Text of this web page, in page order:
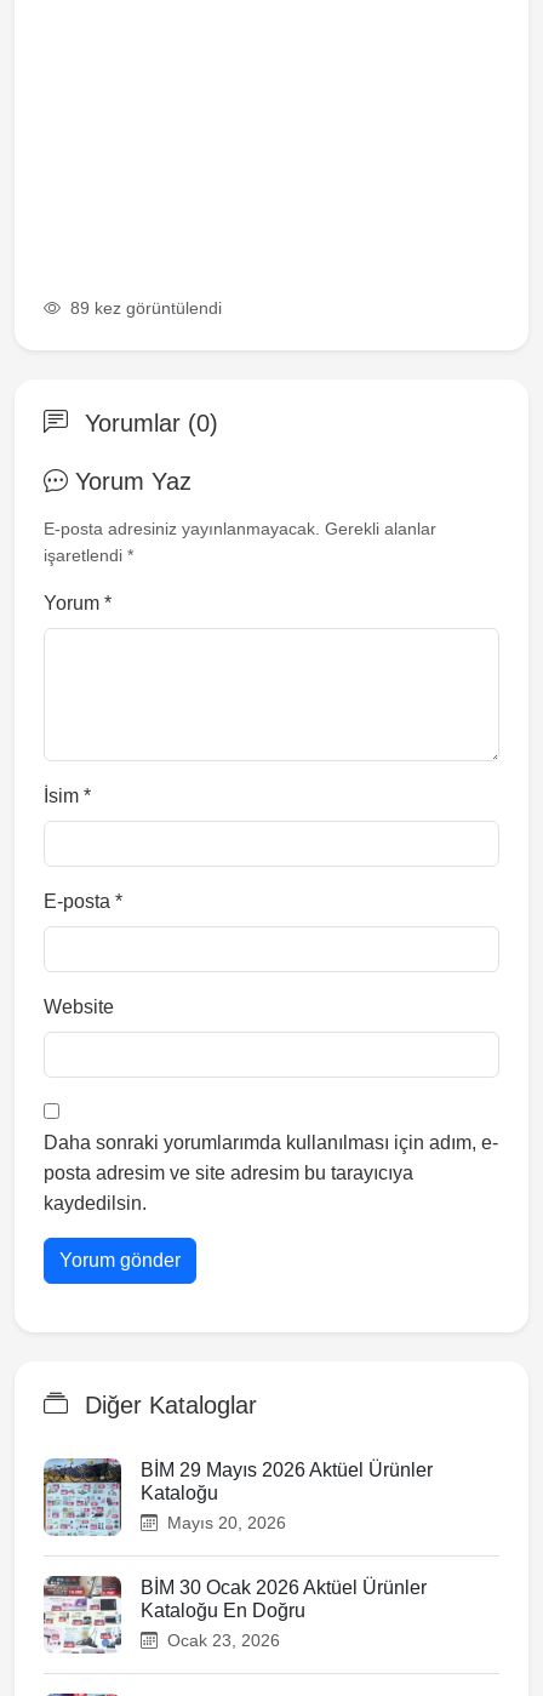
89 kez görüntülendi
Yorumlar (0)
Yorum Yaz
E-posta adresiniz yayınlanmayacak. Gerekli alanlar
işaretlendi *
Yorum *
İsim *
E-posta *
Website
Daha sonraki yorumlarımda kullanılması için adım, e-
posta adresim ve site adresim bu tarayıcıya
kaydedilsin.
Diğer Kataloglar
BİM 29 Mayıs 2026 Aktüel Ürünler
Kataloğu
Mayıs 20, 2026
BİM 30 Ocak 2026 Aktüel Ürünler
Kataloğu En Doğru
Ocak 23, 2026